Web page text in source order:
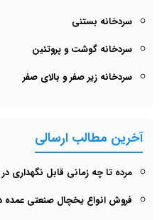
سردخانه بستنی
سردخانه گوشت و پروتئین
سردخانه زیر صفر و بالای صفر
آخرین مطالب ارسالی
مرده تا چه زمانی قابل نگهداری
فروش انواع یخچال صنعتی عمده